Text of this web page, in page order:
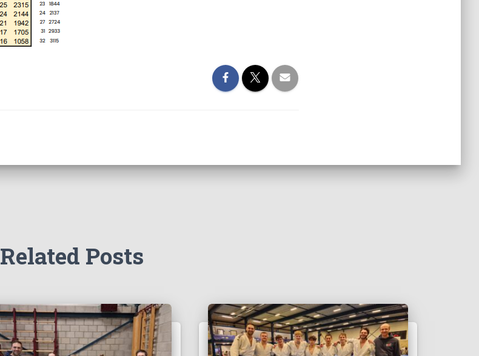
Related Posts